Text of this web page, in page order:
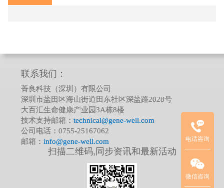
电话咨询
微信咨询
项
目
系
方
联系我们：
菁良科技（深圳）有限公司
深圳市盐田区海山街道田东社区深盐路2028号
大百汇生命健康产业园3A栋8楼
技术支持邮箱： technical@gene-well.com
公司电话：0755-25167062
邮箱： info@gene-well.com
扫描二维码,同步资讯和最新活动